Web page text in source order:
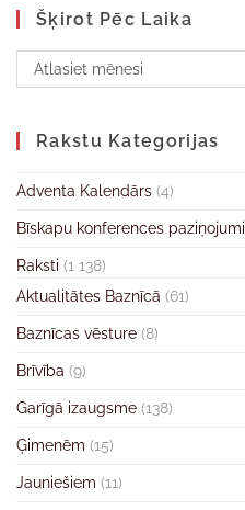
Šķirot Pēc Laika
Atlasiet mēnesi
Rakstu Kategorijas
Adventa Kalendārs (4)
Bīskapu konferences paziņojumi
Raksti (1 138)
Aktualitātes Baznīcā (61)
Baznīcas vēsture (8)
Brīvība (9)
Garīgā izaugsme (138)
Ģimenēm (15)
Jauniešiem (11)